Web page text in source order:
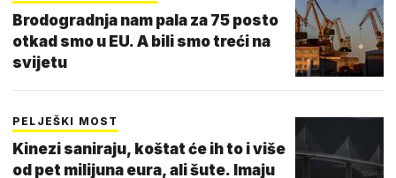
Brodogradnja nam pala za 75 posto
otkad smo u EU. A bili smo treći na
svijetu
PELJEŠKI MOST
Kinezi saniraju, koštat će ih to i više
od pet milijuna eura, ali šute. Imaju